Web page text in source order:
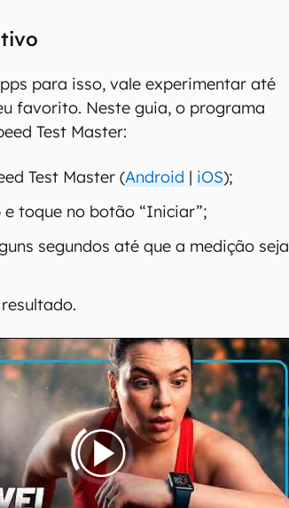
para isso, vale experimentar até
favorito. Neste guia, o programa
Test Master:
Test Master (Android | iOS);
toque no botão “Iniciar”;
segundos até que a medição seja